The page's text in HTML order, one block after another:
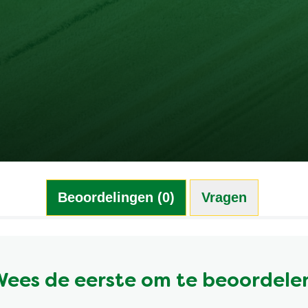
Beoordelingen (0) Vragen (0)
de eerste om te